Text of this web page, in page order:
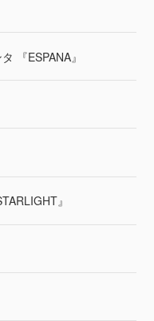
『ESPANA』
』